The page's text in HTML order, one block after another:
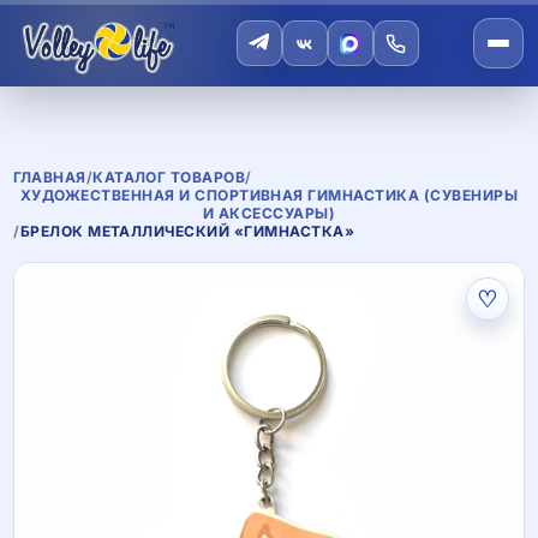
ГЛАВНАЯ/КАТАЛОГ ТОВАРОВ/
ХУДОЖЕСТВЕННАЯ И СПОРТИВНАЯ ГИМНАСТИКА (СУВЕНИРЫ
И АКСЕССУАРЫ)
/БРЕЛОК МЕТАЛЛИЧЕСКИЙ «ГИМНАСТКА»
♡